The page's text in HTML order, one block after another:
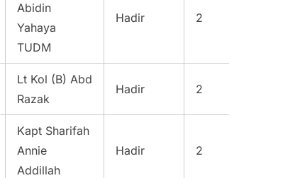
Abidin
Yahaya
TUDM
Hadir 2
Lt Kol (B) Abd
Razak
Hadir 2
Kapt Sharifah
Annie
Addillah
Hadir 2